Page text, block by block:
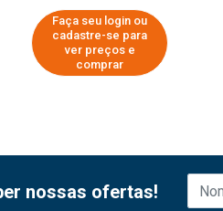
Faça seu login ou
cadastre-se para
ver preços e
comprar
nossas ofertas!